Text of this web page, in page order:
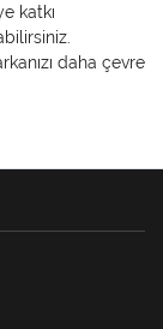
katkı
daha çevre